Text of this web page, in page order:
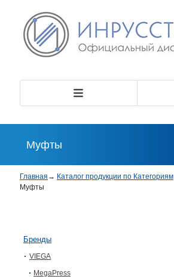
Муфты
Главная → Каталог продукции по Категориям
Муфты
Бренды
VIEGA
MegaPress